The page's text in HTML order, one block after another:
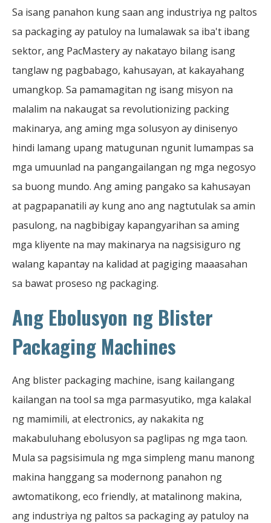
Sa isang panahon kung saan ang industriya ng paltos
sa packaging ay patuloy na lumalawak sa iba't ibang
sektor, ang PacMastery ay nakatayo bilang isang
tanglaw ng pagbabago, kahusayan, at kakayahang
umangkop. Sa pamamagitan ng isang misyon na
malalim na nakaugat sa revolutionizing packing
makinarya, ang aming mga solusyon ay dinisenyo
hindi lamang upang matugunan ngunit lumampas sa
mga umuunlad na pangangailangan ng mga negosyo
sa buong mundo. Ang aming pangako sa kahusayan
at pagpapanatili ay kung ano ang nagtutulak sa amin
pasulong, na nagbibigay kapangyarihan sa aming
mga kliyente na may makinarya na nagsisiguro ng
walang kapantay na kalidad at pagiging maaasahan
sa bawat proseso ng packaging.
Ang Ebolusyon ng Blister
Packaging Machines
Ang blister packaging machine, isang kailangang
kailangan na tool sa mga parmasyutiko, mga kalakal
ng mamimili, at electronics, ay nakakita ng
makabuluhang ebolusyon sa paglipas ng mga taon.
Mula sa pagsisimula ng mga simpleng manu manong
makina hanggang sa modernong panahon ng
awtomatikong, eco friendly, at matalinong makina,
ang industriya ng paltos sa packaging ay patuloy na